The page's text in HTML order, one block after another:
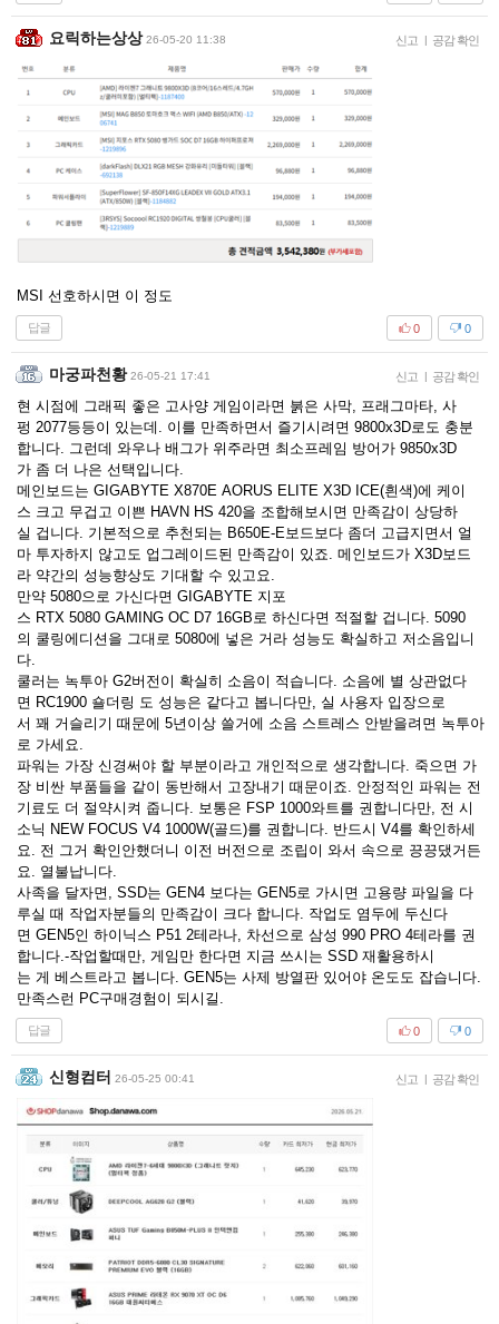
요릭하는상상 26-05-20 11:38 신고 | 공감 확인
MSI 선호하시면 이 정도
답글 0
0
마궁파천황 26-05-21 17:41 신고 | 공감 확인
현 시점에 그래픽 좋은 고사양 게임이라면 붉은 사막, 프래그마타, 사
펑 2077등등이 있는데. 이를 만족하면서 즐기시려면 9800x3D로도 충분
합니다. 그런데 와우나 배그가 위주라면 최소프레임 방어가 9850x3D
가 좀 더 나은 선택입니다.
메인보드는 GIGABYTE X870E AORUS ELITE X3D ICE(흰색)에 케이
스 크고 무겁고 이쁜 HAVN HS 420을 조합해보시면 만족감이 상당하
실 겁니다. 기본적으로 추천되는 B650E-E보드보다 좀더 고급지면서 얼
마 투자하지 않고도 업그레이드된 만족감이 있죠. 메인보드가 X3D보드
라 약간의 성능향상도 기대할 수 있고요.
만약 5080으로 가신다면 GIGABYTE 지포
스 RTX 5080 GAMING OC D7 16GB로 하신다면 적절할 겁니다. 5090
의 쿨링에디션을 그대로 5080에 넣은 거라 성능도 확실하고 저소음입니
다.
쿨러는 녹투아 G2버전이 확실히 소음이 적습니다. 소음에 별 상관없다
면 RC1900 숄더링 도 성능은 같다고 봅니다만, 실 사용자 입장으로
서 꽤 거슬리기 때문에 5년이상 쓸거에 소음 스트레스 안받을려면 녹투아
로 가세요.
파워는 가장 신경써야 할 부분이라고 개인적으로 생각합니다. 죽으면 가
장 비싼 부품들을 같이 동반해서 고장내기 때문이죠. 안정적인 파워는 전
기료도 더 절약시켜 줍니다. 보통은 FSP 1000와트를 권합니다만, 전 시
소닉 NEW FOCUS V4 1000W(골드)를 권합니다. 반드시 V4를 확인하세
요. 전 그거 확인안했더니 이전 버전으로 조립이 와서 속으로 끙끙댔거든
요. 열불납니다.
사족을 달자면, SSD는 GEN4 보다는 GEN5로 가시면 고용량 파일을 다
루실 때 작업자분들의 만족감이 크다 합니다. 작업도 염두에 두신다
면 GEN5인 하이닉스 P51 2테라나, 차선으로 삼성 990 PRO 4테라를 권
합니다.-작업할때만, 게임만 한다면 지금 쓰시는 SSD 재활용하시
는 게 베스트라고 봅니다. GEN5는 사제 방열판 있어야 온도도 잡습니다.
만족스런 PC구매경험이 되시길.
답글 0
0
신형컴터 26-05-25 00:41 신고 | 공감 확인